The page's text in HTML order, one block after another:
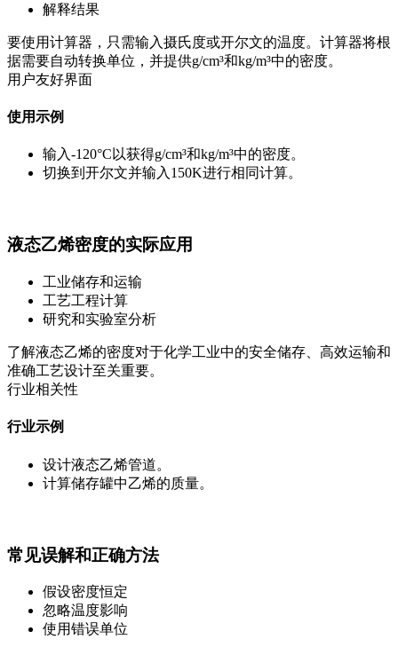
解释结果
要使用计算器，只需输入摄氏度或开尔文的温度。计算器将根
据需要自动转换单位，并提供g/cm³和kg/m³中的密度。
用户友好界面
使用示例
输入-120°C以获得g/cm³和kg/m³中的密度。
切换到开尔文并输入150K进行相同计算。
液态乙烯密度的实际应用
工业储存和运输
工艺工程计算
研究和实验室分析
了解液态乙烯的密度对于化学工业中的安全储存、高效运输和
准确工艺设计至关重要。
行业相关性
行业示例
设计液态乙烯管道。
计算储存罐中乙烯的质量。
常见误解和正确方法
假设密度恒定
忽略温度影响
使用错误单位